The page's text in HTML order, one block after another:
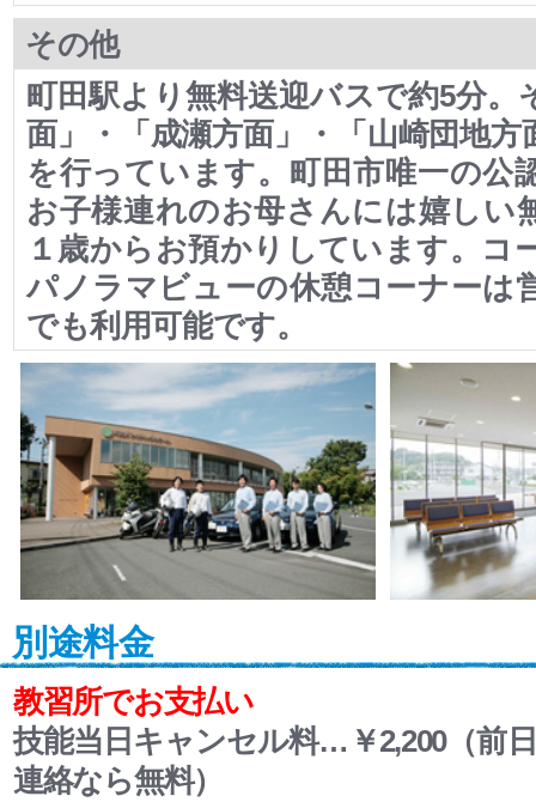
その他
町田駅より無料送迎バスで約5分。
面」・「成瀬方面」・「山崎団地方
を行っています。町田市唯一の公
お子様連れのお母さんには嬉しい
１歳からお預かりしています。コ
パノラマビューの休憩コーナーは
でも利用可能です。
別途料金
教習所でお支払い
技能当日キャンセル料…￥2,200（前
連絡なら無料）